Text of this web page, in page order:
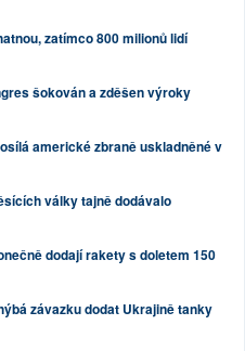
zatímco 800 milionů lidí
šokován a zděšen výroky
americké zbraně uskladněné v
války tajně dodávalo
dodají rakety s doletem 150
závazku dodat Ukrajině tanky